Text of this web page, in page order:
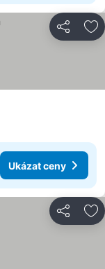
Sdílet
Ukázat ceny
Sdílet